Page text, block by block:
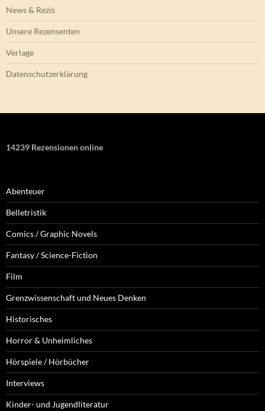
News & Rezis
Unsere Rezensenten
Verlage
Datenschutzerklärung
14239 Rezensionen online
Abenteuer
Belletristik
Comics / Graphic Novels
Fantasy / Science-Fiction
Film
Grenzwissenschaft und Neues Denken
Historisches
Horror & Unheimliches
Hörspiele / Hörbücher
Interviews
Kinder- und Jugendliteratur